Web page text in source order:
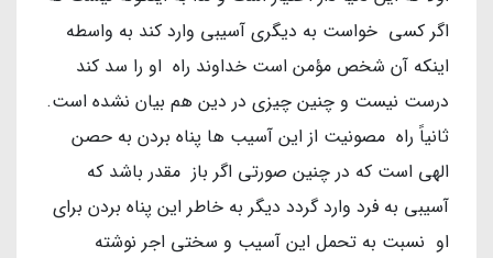
اگر کسی خواست به دیگری آسیبی وارد کند به واسطه
اینکه آن شخص مؤمن است خداوند راه او را سد کند
درست نیست و چنین چیزی در دین هم بیان نشده است.
ثانیاً راه مصونیت از این آسیب ها پناه بردن به حصن
الهی است که در چنین صورتی اگر باز مقدر باشد که
آسیبی به فرد وارد گردد دیگر به خاطر این پناه بردن برای
او نسبت به تحمل این آسیب و سختی اجر نوشته